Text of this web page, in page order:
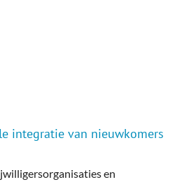
integratie van nieuwkomers
en